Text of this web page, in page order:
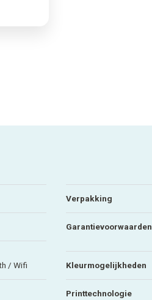
Verpakking
Garantievoorwaarden
/ Wifi Kleurmogelijkheden
Printtechnologie